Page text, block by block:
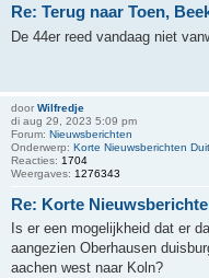
Re: Terug naar Toen,
De 44er reed vandaag niet
door Wilfredje
di aug 29, 2023 5:09 pm
Forum: Nieuwsberichten
Onderwerp: Korte Nieuwsberichten
Reacties: 1704
Weergaves: 1276343
Re: Korte
Is er een mogelijkheid dat er
aangezien Oberhausen
aachen west naar Koln?